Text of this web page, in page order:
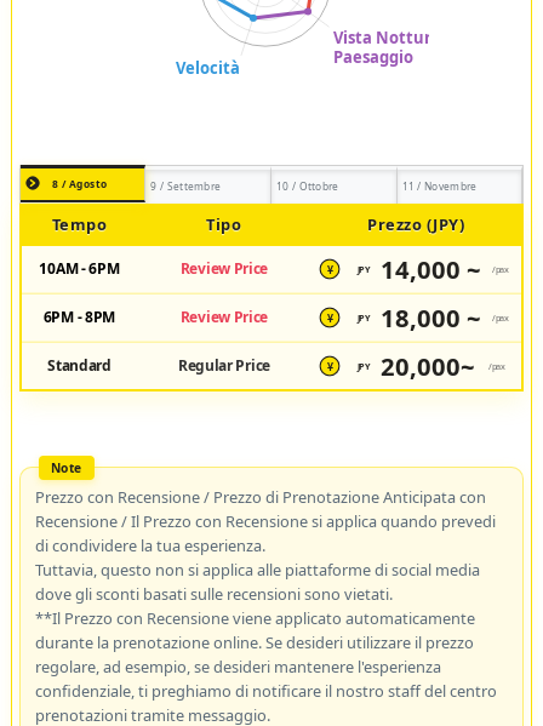
8 / Agosto 9 / Settembre 10 / Ottobre 11 / Novembre
Tempo Tipo Prezzo (JPY)
10AM - 6PM Review Price ¥ JPY 14,000 ~ /pax
6PM - 8PM Review Price ¥ JPY 18,000 ~ /pax
Standard Regular Price ¥ JPY 20,000~ /pax
Prezzo con Recensione / Prezzo di Prenotazione Anticipata con
Recensione / Il Prezzo con Recensione si applica quando prevedi
di condividere la tua esperienza.
Tuttavia, questo non si applica alle piattaforme di social media
dove gli sconti basati sulle recensioni sono vietati.
**Il Prezzo con Recensione viene applicato automaticamente
durante la prenotazione online. Se desideri utilizzare il prezzo
regolare, ad esempio, se desideri mantenere l'esperienza
confidenziale, ti preghiamo di notificare il nostro staff del centro
prenotazioni tramite messaggio.